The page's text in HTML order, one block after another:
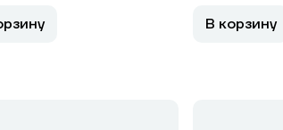
В корзину